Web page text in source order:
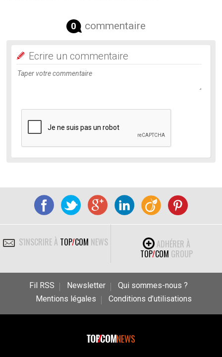
0 commentaire
Ecrire un commentaire
S'INSCRIRE À TOP/COM NEWS
ADHÉRER À
TOP/COM GROUP
Fil RSS Newsletter
Qui sommes-nous ?
Mentions légales
Conditions d’utilisations
NEWS